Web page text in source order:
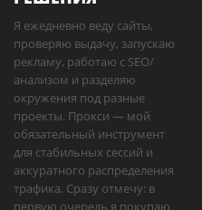
Я ежедневно веду сайты,
проверяю выдачу, запускаю
рекламу, работаю с SEO/
анализом и разделяю
окружения под разные
проекты. Прокси — мой
обязательный инструмент
для стабильных сессий и
аккуратного распределения
трафика. Сразу отмечу: в
первую очередь я покупаю